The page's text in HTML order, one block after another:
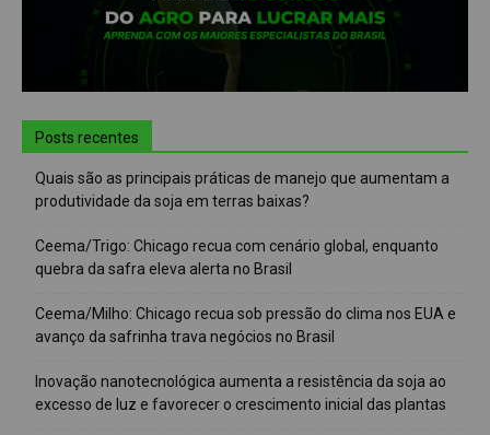
Posts recentes
Quais são as principais práticas de manejo que aumentam a
produtividade da soja em terras baixas?
Ceema/Trigo: Chicago recua com cenário global, enquanto
quebra da safra eleva alerta no Brasil
Ceema/Milho: Chicago recua sob pressão do clima nos EUA e
avanço da safrinha trava negócios no Brasil
Inovação nanotecnológica aumenta a resistência da soja ao
excesso de luz e favorecer o crescimento inicial das plantas